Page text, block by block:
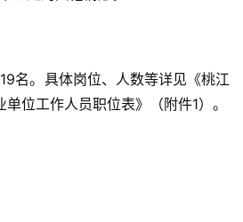
名。具体岗位、人数等详见《桃江
位工作人员职位表》（附件1）。